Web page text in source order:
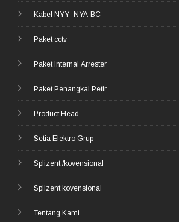
Kabel NYY -NYA-BC
Paket cctv
Paket Internal Arrester
Paket Penangkal Petir
Product Head
Setia Elektro Grup
Splizent /kovensional
Splizent kovensional
Tentang Kami